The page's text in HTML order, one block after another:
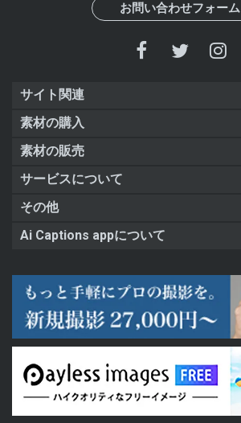
お問い合わせフォーム
サイト関連
素材の購入
素材の販売
サービスについて
その他
Ai Captions appについて